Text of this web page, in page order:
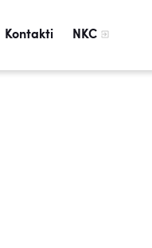
Kontakti NKC